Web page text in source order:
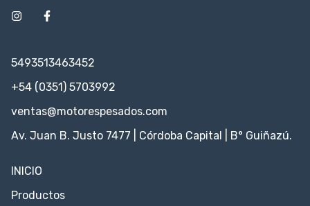
5493513463452
+54 (0351) 5703992
ventas@motorespesados.com
Av. Juan B. Justo 7477 | Córdoba Capital | B° Guiñazú.
INICIO
Productos